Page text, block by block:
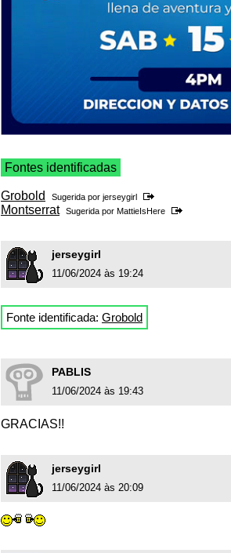
Fontes identificadas
Grobold Sugerida por jerseygirl
Montserrat Sugerida por MattieIsHere
jerseygirl
11/06/2024 às 19:24
Fonte identificada: Grobold
PABLIS
11/06/2024 às 19:43
GRACIAS!!
jerseygirl
11/06/2024 às 20:09